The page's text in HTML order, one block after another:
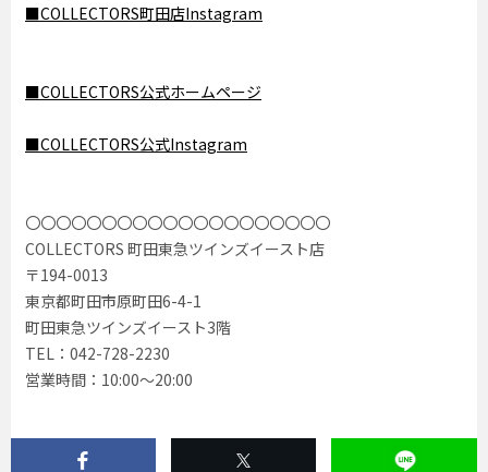
■COLLECTORS町田店Instagram
■COLLECTORS公式ホームページ
■COLLECTORS公式Instagram
〇〇〇〇〇〇〇〇〇〇〇〇〇〇〇〇〇〇〇〇
COLLECTORS 町田東急ツインズイースト店
〒194-0013
東京都町田市原町田6-4-1
町田東急ツインズイースト3階
TEL：042-728-2230
営業時間：10:00〜20:00